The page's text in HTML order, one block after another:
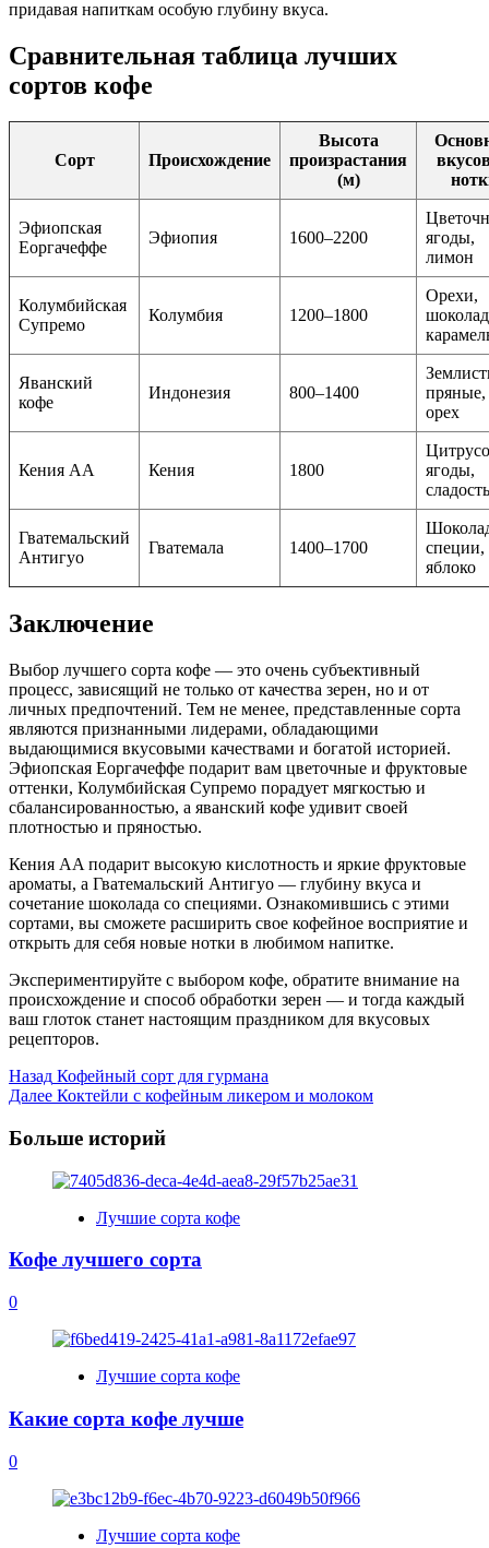
придавая напиткам особую глубину вкуса.
Сравнительная таблица лучших
сортов кофе
Сорт Происхождение
Высота
произрастания
(м)
Эфиопская
Еоргачеффе
Эфиопия 1600–2200
ягоды,
лимон
Колумбийская
Супремо
Колумбия 1200–1800
Орехи,
Яванский
кофе
Индонезия 800–1400
пряные,
орех
Кения AA Кения 1800
ягоды,
сладость
Гватемальский
Антигуо
Гватемала 1400–1700
специи,
яблоко
Заключение
Выбор лучшего сорта кофе — это очень субъективный
процесс, зависящий не только от качества зерен, но и от
личных предпочтений. Тем не менее, представленные сорта
являются признанными лидерами, обладающими
выдающимися вкусовыми качествами и богатой историей.
Эфиопская Еоргачеффе подарит вам цветочные и фруктовые
оттенки, Колумбийская Супремо порадует мягкостью и
сбалансированностью, а яванский кофе удивит своей
плотностью и пряностью.
Кения AA подарит высокую кислотность и яркие фруктовые
ароматы, а Гватемальский Антигуо — глубину вкуса и
сочетание шоколада со специями. Ознакомившись с этими
сортами, вы сможете расширить свое кофейное восприятие и
открыть для себя новые нотки в любимом напитке.
Экспериментируйте с выбором кофе, обратите внимание на
происхождение и способ обработки зерен — и тогда каждый
ваш глоток станет настоящим праздником для вкусовых
рецепторов.
Post
Navigation
Назад Кофейный сорт для гурмана
Далее Коктейли с кофейным ликером и молоком
Больше историй
Лучшие сорта кофе
Кофе лучшего сорта
0
Лучшие сорта кофе
Какие сорта кофе лучше
0
Лучшие сорта кофе